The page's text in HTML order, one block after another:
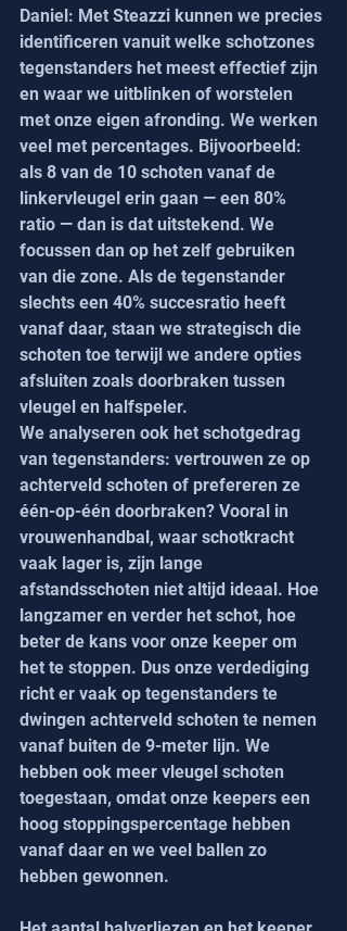
Daniel: Met Steazzi kunnen we precies
identificeren vanuit welke schotzones
tegenstanders het meest effectief zijn
en waar we uitblinken of worstelen
met onze eigen afronding. We werken
veel met percentages. Bijvoorbeeld:
als 8 van de 10 schoten vanaf de
linkervleugel erin gaan — een 80%
ratio — dan is dat uitstekend. We
focussen dan op het zelf gebruiken
van die zone. Als de tegenstander
slechts een 40% succesratio heeft
vanaf daar, staan we strategisch die
schoten toe terwijl we andere opties
afsluiten zoals doorbraken tussen
vleugel en halfspeler.
We analyseren ook het schotgedrag
van tegenstanders: vertrouwen ze op
achterveld schoten of prefereren ze
één-op-één doorbraken? Vooral in
vrouwenhandbal, waar schotkracht
vaak lager is, zijn lange
afstandsschoten niet altijd ideaal. Hoe
langzamer en verder het schot, hoe
beter de kans voor onze keeper om
het te stoppen. Dus onze verdediging
richt er vaak op tegenstanders te
dwingen achterveld schoten te nemen
vanaf buiten de 9-meter lijn. We
hebben ook meer vleugel schoten
toegestaan, omdat onze keepers een
hoog stoppingspercentage hebben
vanaf daar en we veel ballen zo
hebben gewonnen.